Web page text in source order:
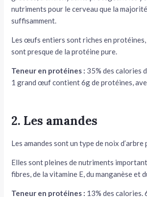
nutriments pour le cerveau que la majorité
suffisamment.
Les œufs entiers sont riches en protéines,
sont presque de la protéine pure.
Teneur en protéines : 35% des calories
1 grand œuf contient 6g de protéines,
2. Les amandes
Les amandes sont un type de noix d’arbre
Elles sont pleines de nutriments
fibres, de la vitamine E, du manganèse et
Teneur en protéines : 13% des calories.